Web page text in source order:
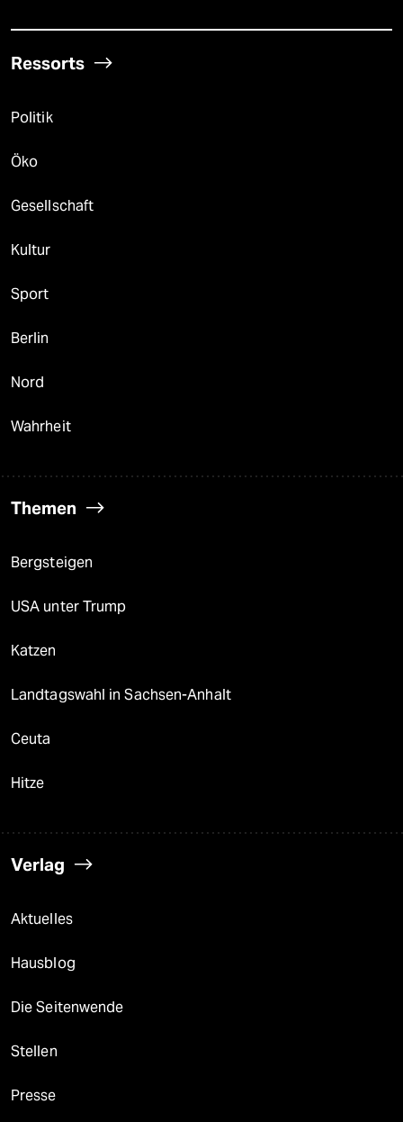
Ressorts
Politik
Öko
Gesellschaft
Kultur
Sport
Berlin
Nord
Wahrheit
Themen
Bergsteigen
USA unter Trump
Katzen
Landtagswahl in Sachsen-Anhalt
Ceuta
Hitze
Verlag
Aktuelles
Hausblog
Die Seitenwende
Stellen
Presse